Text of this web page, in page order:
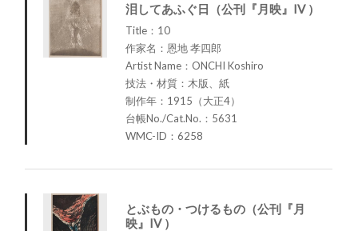
泪してあふぐ日（公刊『月映』IV ）
Title：10
作家名：恩地 孝四郎
Artist Name：ONCHI Koshiro
技法・材質：木版、紙
制作年：1915（大正4）
台帳No./Cat.No.：5631
WMC-ID：6258
とぶもの・つけるもの（公刊『月
映』IV ）